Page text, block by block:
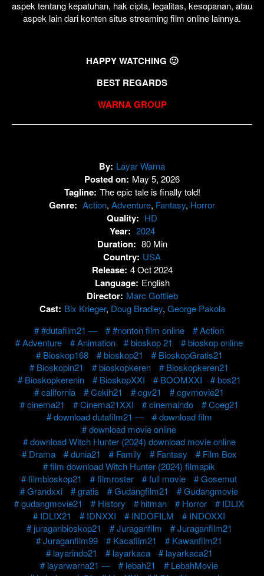
aspek tentang kepatuhan, hak cipta, legalitas, kesopanan, atau
aspek lain dari konten situs streaming film online lainnya.
HAPPY WATCHING 🙂
BEST REGARDS
WARNA GROUP
By: Layar Warna
Posted on: May 5, 2026
Tagline: The epic tale is finally told!
Genre: Action, Adventure, Fantasy, Horror
Quality: HD
Year: 2024
Duration: 80 Min
Country: USA
Release: 4 Oct 2024
Language: English
Director: Marc Gottlieb
Cast: Bix Krieger, Doug Bradley, George Pakola
#dutafilm21 —
#nonton film online
Action
Adventure
Animation bioskop 21
bioskop online
Bioskop168
bioskop21
BioskopGratis21
Bioskopin21
bioskopkeren
Bioskopkeren21
Bioskopkerenin
BioskopXXI BOOMXXI
bos21
california
Cekih21 cgv21
cgvmovie21
cinema21
Cinema21XXI cinemaindo
Coeg21
download dutafilm21 —
download film
download movie online
download Witch Hunter (2024) download movie online
Drama
dunia21 Family Fantasy
Film Box
film download Witch Hunter (2024) filmapik
filmbioskop21
filmroster full movie
Gosemut
Grandxxi
gratis Gudangfilm21
Gudangmovie
gudangmovie21
History hitman Horror
IDLIX
IDLIX21
IDNXXI INDOFILM
INDOXXI
juraganbioskop21
Juraganfilm
Juraganfilm21
Juraganfilm99
Kacafilm21
Kawanfilm21
layarindo21
layarkaca
layarkaca21
layarwarna21 —
lebah21
LebahMovie